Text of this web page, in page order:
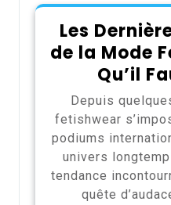
Les
de la Mode
Qu’il
Depuis
fetishwear
podiums
univers
tendance
quête